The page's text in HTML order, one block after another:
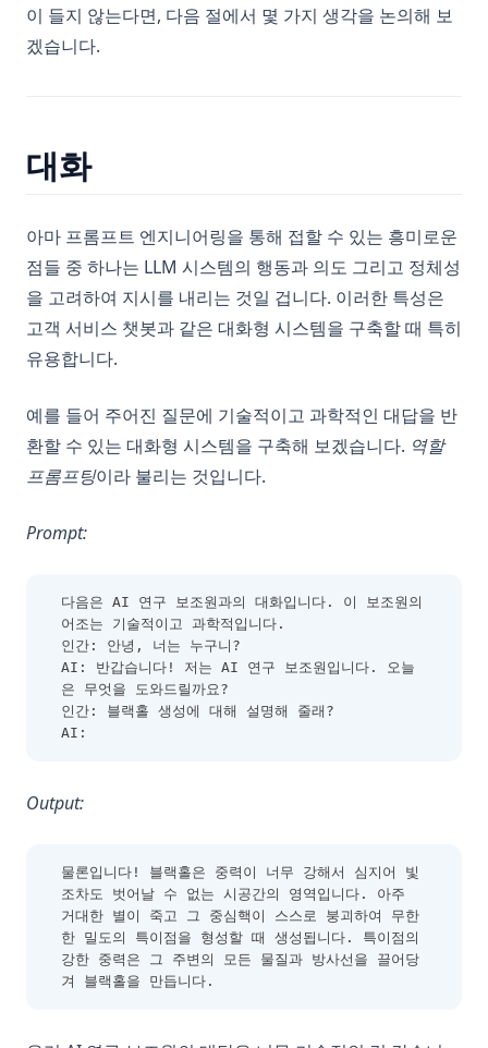
이 들지 않는다면, 다음 절에서 몇 가지 생각을 논의해 보
겠습니다.
대화
아마 프롬프트 엔지니어링을 통해 접할 수 있는 흥미로운
점들 중 하나는 LLM 시스템의 행동과 의도 그리고 정체성
을 고려하여 지시를 내리는 것일 겁니다. 이러한 특성은
고객 서비스 챗봇과 같은 대화형 시스템을 구축할 때 특히
유용합니다.
예를 들어 주어진 질문에 기술적이고 과학적인 대답을 반
환할 수 있는 대화형 시스템을 구축해 보겠습니다. 역할
프롬프팅이라 불리는 것입니다.
Prompt:
다음은 AI 연구 보조원과의 대화입니다. 이 보조원의
어조는 기술적이고 과학적입니다.
인간: 안녕, 너는 누구니?
AI: 반갑습니다! 저는 AI 연구 보조원입니다. 오늘
은 무엇을 도와드릴까요?
인간: 블랙홀 생성에 대해 설명해 줄래?
AI:
Output:
물론입니다! 블랙홀은 중력이 너무 강해서 심지어 빛
조차도 벗어날 수 없는 시공간의 영역입니다. 아주
거대한 별이 죽고 그 중심핵이 스스로 붕괴하여 무한
한 밀도의 특이점을 형성할 때 생성됩니다. 특이점의
강한 중력은 그 주변의 모든 물질과 방사선을 끌어당
겨 블랙홀을 만듭니다.